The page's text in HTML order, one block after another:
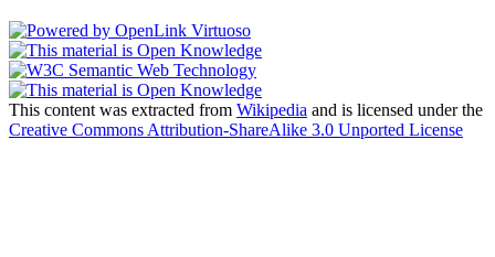
This content was extracted from Wikipedia and is licensed under the
Creative Commons Attribution-ShareAlike 3.0 Unported License